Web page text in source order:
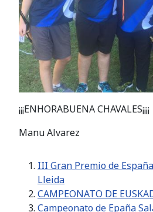
¡¡¡ENHORABUENA CHAVALES¡¡¡¡
Manu Alvarez
III Gran Premio de
Lleida
CAMPEONATO DE
Campeonato de Epaña